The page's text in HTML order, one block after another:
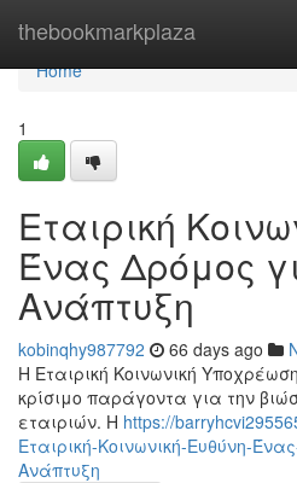
thebookmarkplaza
Home
Home
1
Εταιρική
Ένας Δρόμος
Ανάπτυξη
kobinqhy987792 66 days ago
Η Εταιρική Κοινωνική
κρίσιμο παράγοντα για την
εταιριών. Η https://
Εταιρική-Κοινωνική-Ευθύνη-
Ανάπτυξη